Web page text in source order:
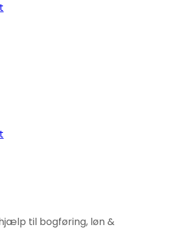
til bogføring, løn &